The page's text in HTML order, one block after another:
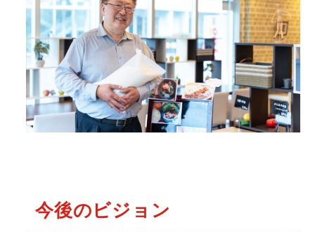
今後のビジョン